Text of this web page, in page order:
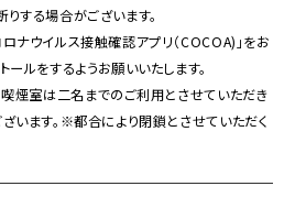
する場合がございます。
ナウイルス接触確認アプリ（COCOA)」をお
ールをするようお願いいたします。
喫煙室は二名までのご利用とさせていただき
います。※都合により閉鎖とさせていただく